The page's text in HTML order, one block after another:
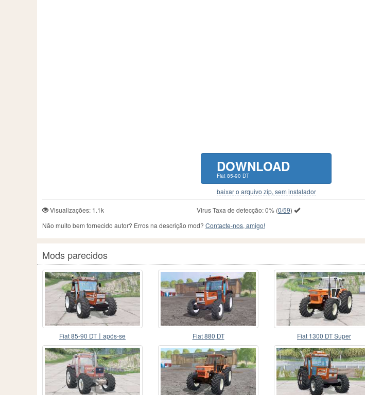
DOWNLOAD
Fiat 85-90 DT
baixar o arquivo zip, sem instalador
Visualizações: 1.1k Virus Taxa de detecção:0%(0/59)
Não muito bem fornecido autor? Erros na descrição mod? Contacte-nos, amigo!
Mods parecidos
Fiat 85-90 DT〡após-se Fiat 880 DT Fiat 1300 DT Super